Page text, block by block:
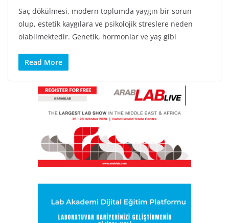
Saç dökülmesi, modern toplumda yaygın bir sorun
olup, estetik kaygılara ve psikolojik streslere neden
olabilmektedir. Genetik, hormonlar ve yaş gibi
Read More